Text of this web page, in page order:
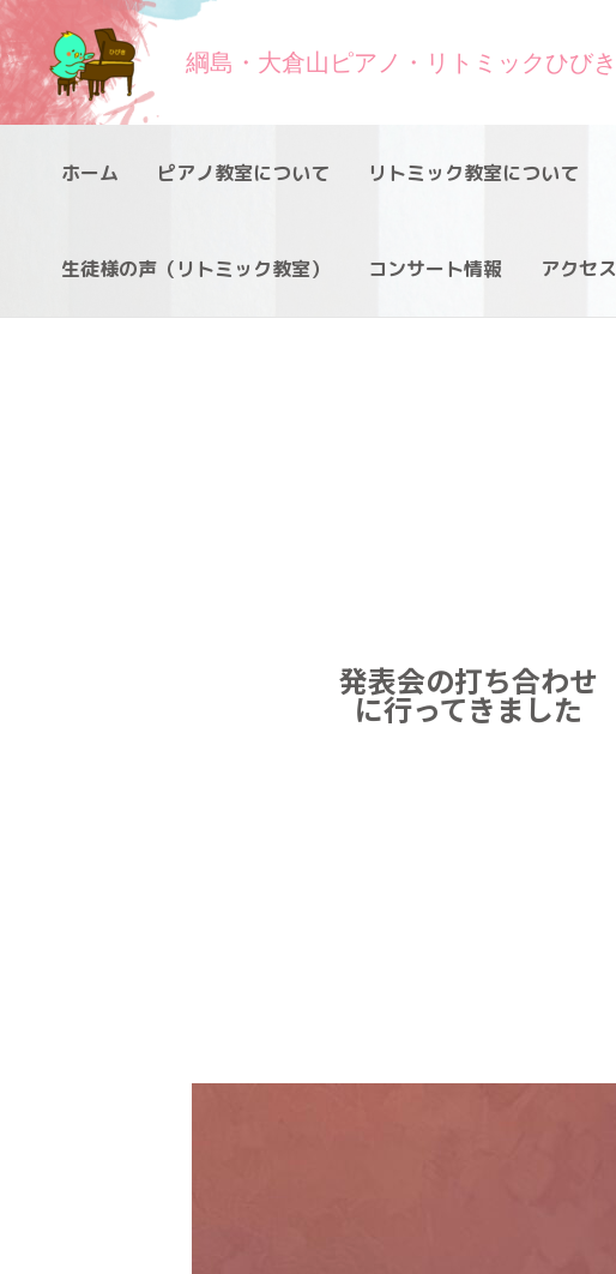
綱島・大倉山ピアノ・リトミックひびき
ホーム ピアノ教室について リトミック教室について
生徒様の声（リトミック教室） コンサート情報 アクセス
発表会の打ち合わせ
に行ってきました